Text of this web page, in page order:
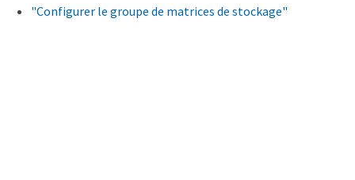
"Configurer le groupe de matrices de stockage"